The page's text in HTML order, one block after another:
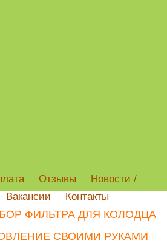
Отзывы
Новости /
Вакансии Контакты
ФИЛЬТРА ДЛЯ КОЛОДЦА
СВОИМИ РУКАМИ